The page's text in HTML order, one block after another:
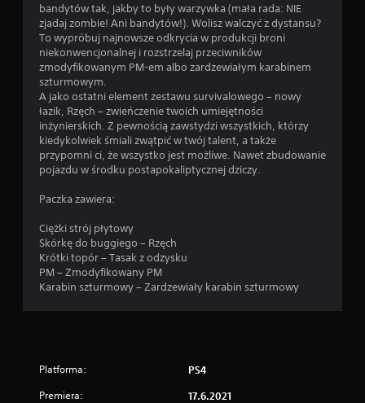
bandytów tak, jakby to były warzywka (mała rada: NIE
zjadaj zombie! Ani bandytów!). Wolisz walczyć z dystansu?
To wypróbuj najnowsze odkrycia w produkcji broni
niekonwencjonalnej i rozstrzelaj przeciwników
zmodyfikowanym PM-em albo zardzewiałym karabinem
szturmowym.
A jako ostatni element zestawu survivalowego – nowy
łazik, Rzęch – zwieńczenie twoich umiejętności
inżynierskich. Z pewnością zawstydzi wszystkich, którzy
kiedykolwiek śmiali zwątpić w twój talent, a także
przypomni ci, że wszystko jest możliwe. Nawet zbudowanie
pojazdu w środku postapokaliptycznej dziczy.
Paczka zawiera:
Ciężki strój płytowy
Skórkę do buggiego – Rzęch
Krótki topór – Tasak z odzysku
PM – Zmodyfikowany PM
Karabin szturmowy – Zardzewiały karabin szturmowy
Platforma: PS4
Premiera: 17.6.2021